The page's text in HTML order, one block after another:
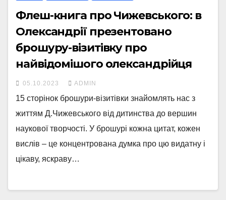
Флеш-книга про Чижевського: в
Олександрії презентовано
брошуру-візитівку про
найвідомішого олександрійця
05.10.2023 ADMIN
15 сторінок брошури-візитівки знайомлять нас з
життям Д.Чижевського від дитинства до вершин
наукової творчості. У брошурі кожна цитат, кожен
вислів – це концентрована думка про цю видатну і
цікаву, яскраву…